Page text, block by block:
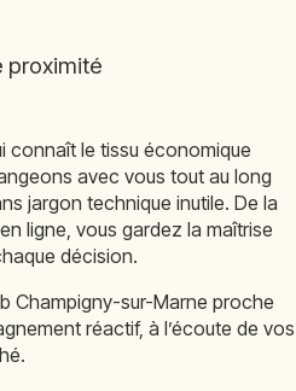
proximité
connaît le tissu économique
avec vous tout au long
jargon technique inutile. De la
ligne, vous gardez la maîtrise
décision.
Champigny-sur-Marne proche
réactif, à l’écoute de vos